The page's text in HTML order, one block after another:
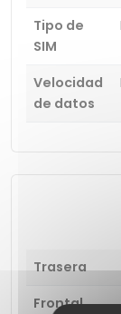
Tipo de
SIM
Velocidad
de datos
Trasera
Frontal